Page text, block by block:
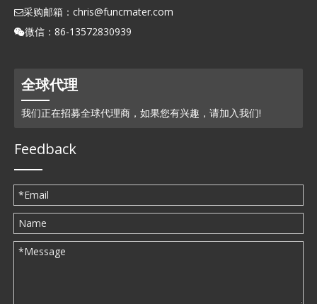
采购邮箱： chris@funcmater.com
微信：86-13572830939
全球代理
我们正在招募全球代理商，如果您有兴趣，请加入我们!
Feedback